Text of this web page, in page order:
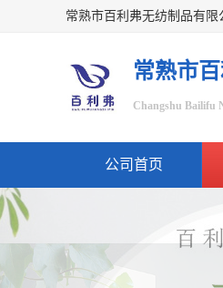
常熟市
Changshu Bailifu
公司首页